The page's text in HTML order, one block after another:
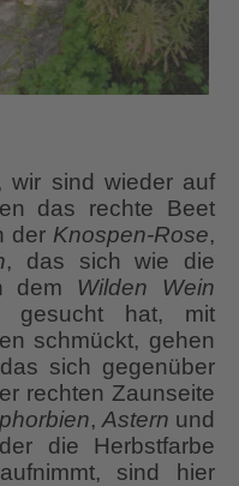
wir sind wieder auf
das rechte Beet
der Knospen-Rose,
, das sich wie die
dem Wilden Wein
gesucht hat, mit
schmückt, gehen
sich gegenüber
rechten Zaunseite
, Astern und
die Herbstfarbe
sind hier